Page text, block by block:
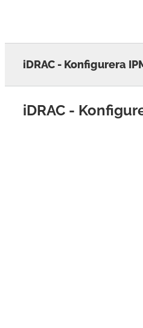
iDRAC - Konfigurera
iDRAC -